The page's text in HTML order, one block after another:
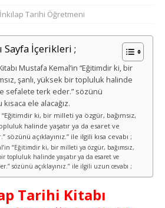
İnkılap Tarihi Öğretmeni
Sayfa İçerikleri ;
Mustafa Kemal’in “Eğitimdir ki, bir
şanlı, yüksek bir topluluk halinde
sefalete terk eder.” sözünü
kısaca ele alacağız.
“Eğitimdir ki, bir milleti ya özgür, bağımsız,
halinde yaşatır ya da esaret ve
sözünü açıklayınız.” ile ilgili kısa cevabı ;
“Eğitimdir ki, bir milleti ya özgür, bağımsız,
topluluk halinde yaşatır ya da esaret ve
sözünü açıklayınız.” ile ilgili uzun cevabı ;
Tarihi Kitabı